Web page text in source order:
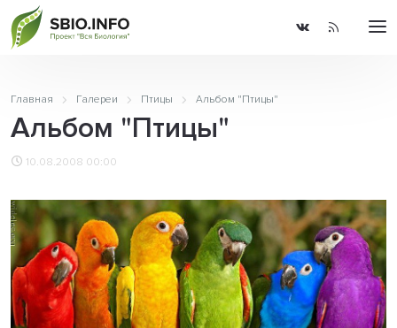
Главная Галереи Птицы Альбом "Птицы"
Альбом "Птицы"
10.08.2008 00:00